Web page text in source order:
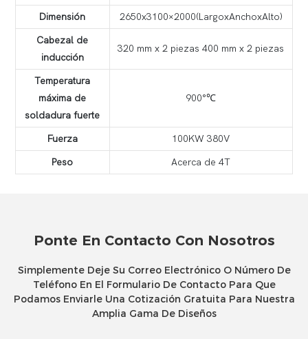
Dimensión
2650x3100×2000(LargoxAnchoxAlto)
Cabezal de
inducción
320 mm x 2 piezas 400 mm x 2 piezas
Temperatura
máxima de
soldadura fuerte
900°℃
Fuerza
100KW 380V
Peso
Acerca de 4T
Ponte En Contacto Con Nosotros
Simplemente Deje Su Correo Electrónico O Número De
Teléfono En El Formulario De Contacto Para Que
Podamos Enviarle Una Cotización Gratuita Para Nuestra
Amplia Gama De Diseños